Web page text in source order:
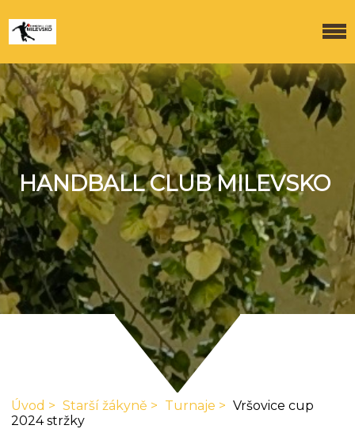
HANDBALL CLUB MILEVSKO
Úvod Starší žákyně Turnaje
Vršovice cup
2024 stržky